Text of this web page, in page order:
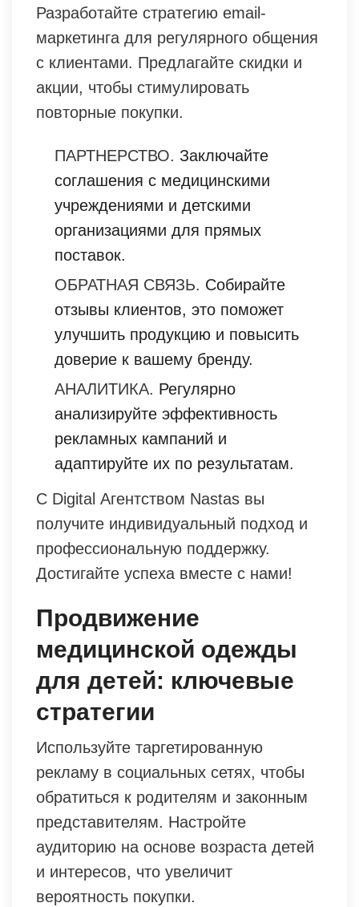
Разработайте стратегию email-
маркетинга для регулярного общения
с клиентами. Предлагайте скидки и
акции, чтобы стимулировать
повторные покупки.
ПАРТНЕРСТВО. Заключайте
соглашения с медицинскими
учреждениями и детскими
организациями для прямых
поставок.
ОБРАТНАЯ СВЯЗЬ. Собирайте
отзывы клиентов, это поможет
улучшить продукцию и повысить
доверие к вашему бренду.
АНАЛИТИКА. Регулярно
анализируйте эффективность
рекламных кампаний и
адаптируйте их по результатам.
С Digital Агентством Nastas вы
получите индивидуальный подход и
профессиональную поддержку.
Достигайте успеха вместе с нами!
Продвижение
медицинской одежды
для детей: ключевые
стратегии
Используйте таргетированную
рекламу в социальных сетях, чтобы
обратиться к родителям и законным
представителям. Настройте
аудиторию на основе возраста детей
и интересов, что увеличит
вероятность покупки.